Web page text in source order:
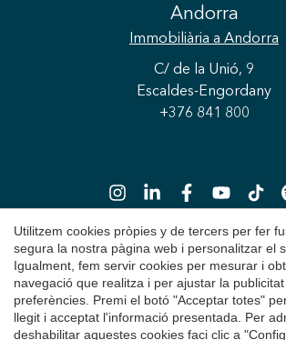
Andorra
Immobiliària a Andorra
C/ de la Unió, 9
Escaldes-Engordany
+376 841 800
Copyright 2026 © Durán
Avís Legal
Política de Privacitat
Utilitzem cookies pròpies y de tercers per fer
segura la nostra pàgina web i personalitzar el
Igualment, fem servir cookies per mesurar i
navegació que realitza i per ajustar la
preferències. Premi el botó "Acceptar totes"
llegit i acceptat l'informació presentada. Per
deshabilitar aquestes cookies faci clic a
Guardar configuració